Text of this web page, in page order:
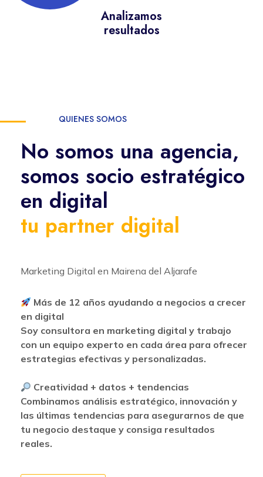
Analizamos
resultados
QUIENES SOMOS
No somos una agencia,
somos socio estratégico
en digital
tu partner digital
Marketing Digital en Mairena del Aljarafe
Más de 12 años ayudando a negocios a crecer
en digital
Soy consultora en marketing digital y trabajo
con un equipo experto en cada área para ofrecer
estrategias efectivas y personalizadas.
Creatividad + datos + tendencias
Combinamos análisis estratégico, innovación y
las últimas tendencias para asegurarnos de que
tu negocio destaque y consiga resultados
reales.